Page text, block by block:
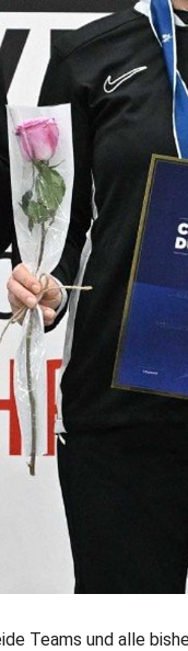
Teams und alle